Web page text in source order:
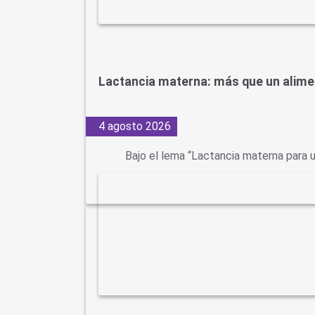
Lactancia materna: más que un
4 agosto 2026
Bajo el lema “Lactancia materna